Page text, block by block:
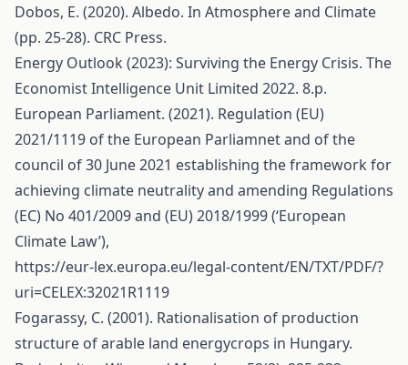
Dobos, E. (2020). Albedo. In Atmosphere and Climate
(pp. 25-28). CRC Press.
Energy Outlook (2023): Surviving the Energy Crisis. The
Economist Intelligence Unit Limited 2022. 8.p.
European Parliament. (2021). Regulation (EU)
2021/1119 of the European Parliamnet and of the
council of 30 June 2021 establishing the framework for
achieving climate neutrality and amending Regulations
(EC) No 401/2009 and (EU) 2018/1999 (‘European
Climate Law’),
https://eur-lex.europa.eu/legal-content/EN/TXT/PDF/?
uri=CELEX:32021R1119
Fogarassy, C. (2001). Rationalisation of production
structure of arable land energycrops in Hungary.